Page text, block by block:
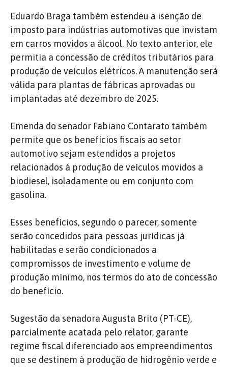
Eduardo Braga também estendeu a isenção de
imposto para indústrias automotivas que invistam
em carros movidos a álcool. No texto anterior, ele
permitia a concessão de créditos tributários para
produção de veículos elétricos. A manutenção será
válida para plantas de fábricas aprovadas ou
implantadas até dezembro de 2025.
Emenda do senador Fabiano Contarato também
permite que os benefícios fiscais ao setor
automotivo sejam estendidos a projetos
relacionados à produção de veículos movidos a
biodiesel, isoladamente ou em conjunto com
gasolina.
Esses benefícios, segundo o parecer, somente
serão concedidos para pessoas jurídicas já
habilitadas e serão condicionados a
compromissos de investimento e volume de
produção mínimo, nos termos do ato de concessão
do benefício.
Sugestão da senadora Augusta Brito (PT-CE),
parcialmente acatada pelo relator, garante
regime fiscal diferenciado aos empreendimentos
que se destinem à produção de hidrogênio verde e